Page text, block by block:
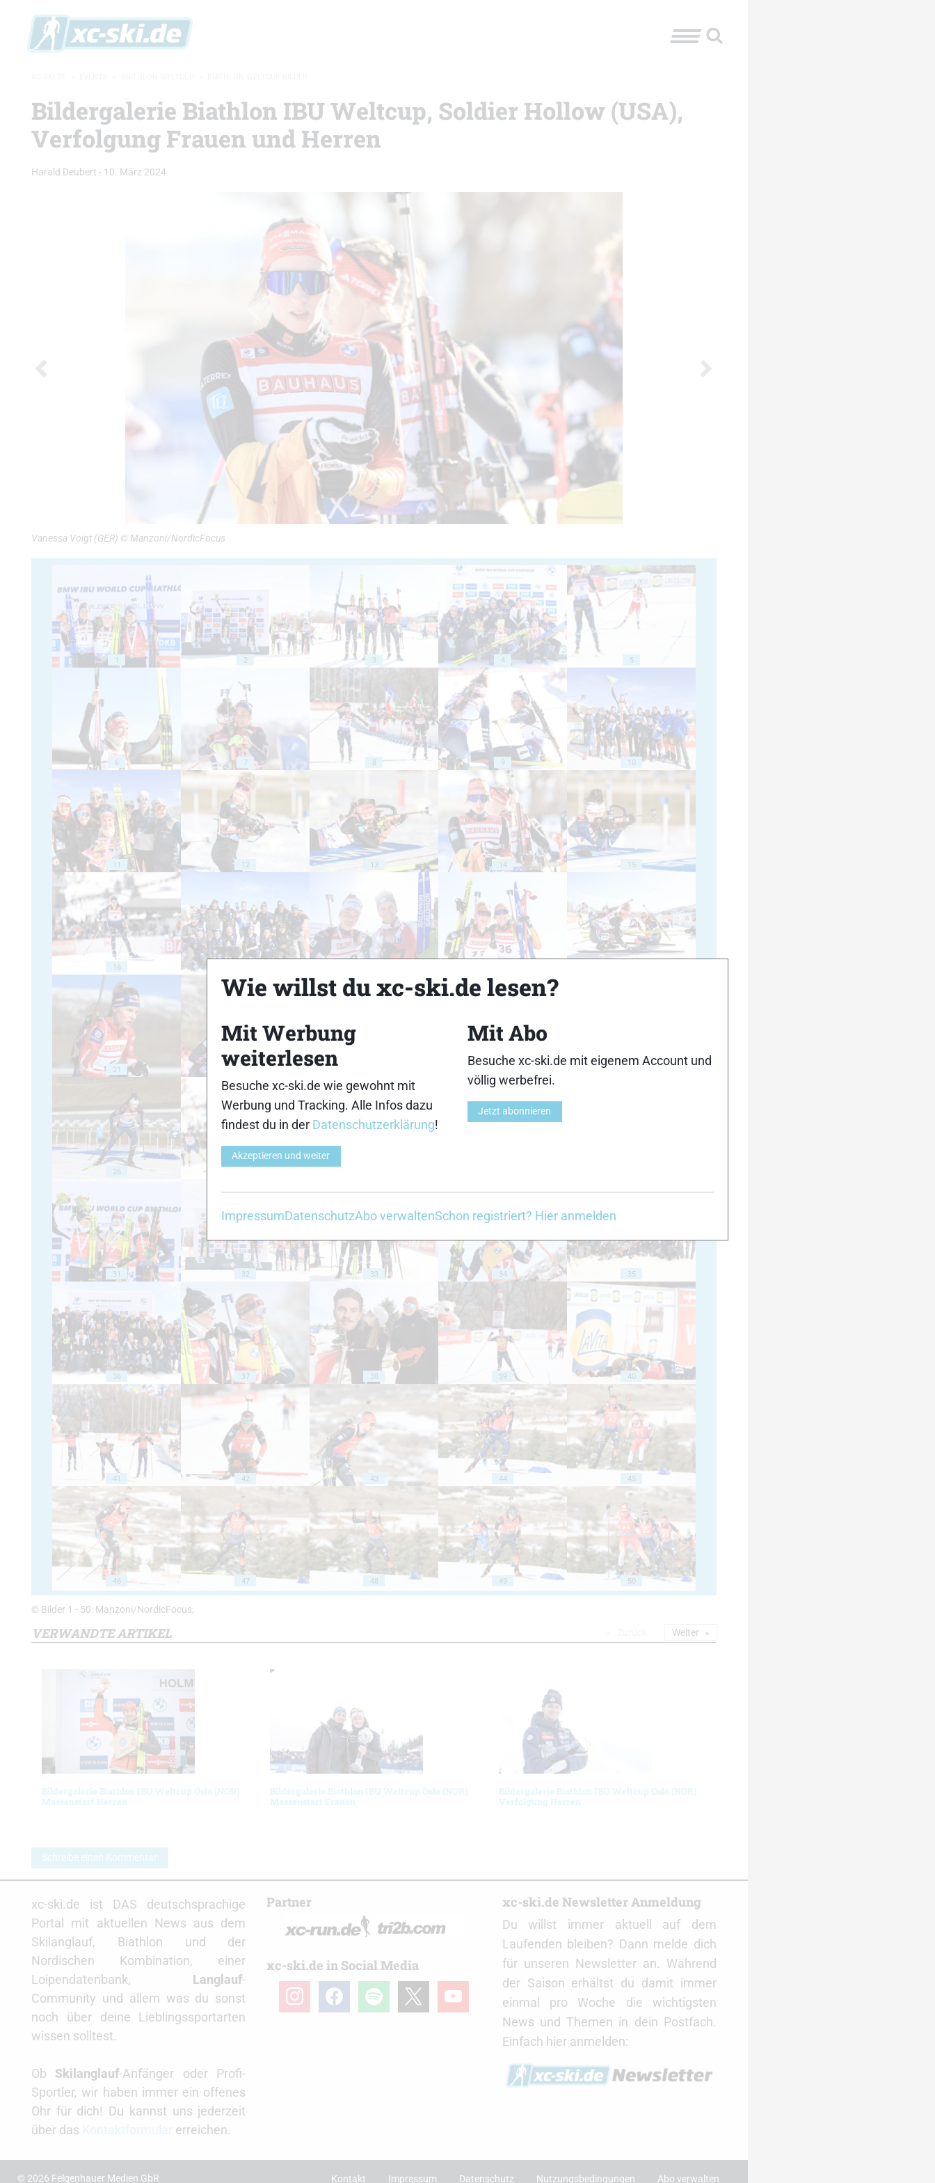
Bildergalerie Biathlon IBU Weltcup, Soldier Hollow (USA),
Verfolgung Frauen und Herren
Harald Deubert - 10. März 2024
Vanessa Voigt (GER) © Manzoni/NordicFocus
1 2 3 4 5
6 7 8 9 10
11 12 13 14 15
16
21 22
26
31 32 33 34 35
36 37 38 39 40
41 42 43 44 45
46 47 48 49 50
© Bilder 1 - 50: Manzoni/NordicFocus;
VERWANDTE ARTIKEL
Bildergalerie Biathlon IBU Weltcup Oslo (NOR)
Massenstart Herren
Bildergalerie Biathlon IBU Weltcup Oslo (NOR)
Massenstart Frauen
Bildergalerie Biathlon IBU Weltcup Oslo (NOR)
Verfolgung Herren
Weiter
Schreibe einen Kommentar
xc-ski.de ist DAS deutschsprachige
Portal mit aktuellen News aus dem
Skilanglauf, Biathlon und der
Nordischen Kombination, einer
Loipendatenbank, Langlauf-
Community und allem was du sonst
noch über deine Lieblingssportarten
wissen solltest.
Ob Skilanglauf-Anfänger oder Profi-
Sportler, wir haben immer ein offenes
Ohr für dich! Du kannst uns jederzeit
über das
erreichen.
Partner
xc-ski.de in Social Media
instagramfacebookspotify youtube
xc-ski.de Newsletter Anmeldung
Du willst immer aktuell auf dem
Laufenden bleiben? Dann melde dich
für unseren Newsletter an. Während
der Saison erhältst du damit immer
einmal pro Woche die wichtigsten
News und Themen in dein Postfach.
Einfach hier anmelden:
© 2026 Felgenhauer Medien GbR Kontakt Impressum Datenschutz Nutzungsbedingungen Abo verwalten
Wie willst du xc-ski.de lesen?
Mit Werbung
weiterlesen
Besuche xc-ski.de wie gewohnt mit
Werbung und Tracking. Alle Infos dazu
findest du in der Datenschutzerklärung!
Akzeptieren und weiter
Mit Abo
Besuche xc-ski.de mit eigenem Account und
völlig werbefrei.
Jetzt abonnieren
ImpressumDatenschutzAbo verwaltenSchon registriert? Hier anmelden